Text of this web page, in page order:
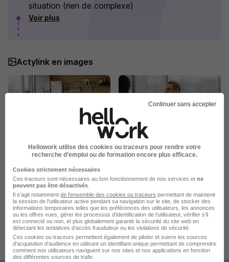
situation (rien de complexe)
Voir plus
Actylink en images
16 de plus
Publiée le 13/07/2026 - Réf : 3877760/27920266 MA/72L
Continuer sans accepter
Hellowork utilise des cookies ou traceurs pour rendre votre
recherche d’emploi ou de formation encore plus efficace.
Cookies strictement nécessaires
Ces traceurs sont nécessaires au bon fonctionnement de nos services et ne
peuvent pas être désactivés
Il s'agit notamment de l'ensemble des cookies ou traceurs permettant de maintenir
la session de l'utilisateur active pendant sa navigation sur le site, de stocker des
informations temporaires telles que les préférences des utilisateurs, les annonces
ou les offres vues, gérer les processus d'identification de l'utilisateur, vérifier s'il
est connecté ou non, et plus globalement garantir la sécurité du site web en
détectant les tentatives d'accès frauduleux ou les violations de sécurité.
Ces cookies ou traceurs permettent également de piloter et suivre les sources
d'acquisition d'audience en utilisant un identifiant unique permettant de comprendre
comment nos utilisateurs naviguent sur nos sites et nos applications en fonction
des différentes sources de trafic.